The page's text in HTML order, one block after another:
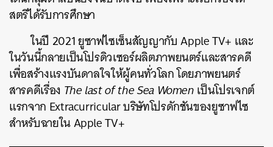
สตรีได้รับการศึกษา
ในปี 2021 ยูซาฟไซเซ็นสัญญากับ Apple TV+ และ
ในวันนี้กลายเป็นโปรดิวเซอร์ผลิตภาพยนตร์และสารคดี
เพื่อสร้างแรงบันดาลใจให้ผู้คนทั่วโลก โดยภาพยนตร์
สารคดีเรื่อง The last of the Sea Womenเป็นโปรเจกต์
แรกจาก Extracurricular บริษัทโปรดักชันของยูซาฟไซ
สำหรับฉายใน Apple TV+